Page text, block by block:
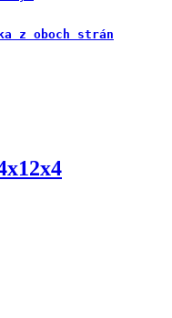
z oboch strán